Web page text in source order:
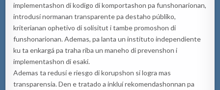
implementashon di kodigo di komportashon pa funshonarionan,
introdusí normanan transparente pa destaho públiko,
kriterianan ophetivo di solisitut i tambe promoshon di
funshonarionan. Ademas, pa lanta un instituto independiente
ku ta enkargá pa traha riba un maneho di prevenshon i
implementashon di esaki.
Ademas ta redusí e riesgo di korupshon si logra mas
transparensia. Den e tratado a inkluí rekomendashonnan pa